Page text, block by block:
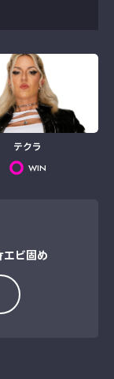
テクラ
WIN
エビ固め